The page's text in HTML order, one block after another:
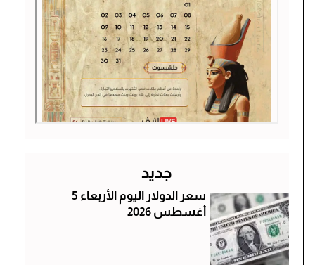
جديد
سعر الدولار اليوم الأربعاء 5
أغسطس 2026